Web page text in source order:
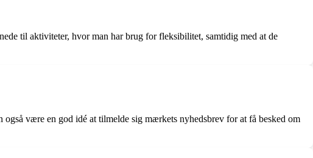
til aktiviteter, hvor man har brug for fleksibilitet, samtidig med at de
være en god idé at tilmelde sig mærkets nyhedsbrev for at få besked om